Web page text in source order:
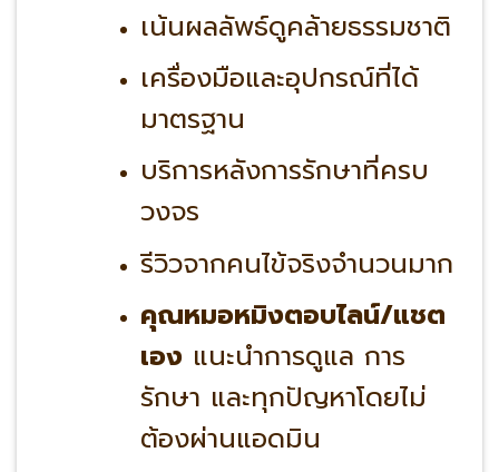
เน้นผลลัพธ์ดูคล้ายธรรมชาติ
เครื่องมือและอุปกรณ์ที่ได้
มาตรฐาน
บริการหลังการรักษาที่ครบ
วงจร
รีวิวจากคนไข้จริงจำนวนมาก
คุณหมอหมิงตอบไลน์/แชต
เอง แนะนำการดูแล การ
รักษา และทุกปัญหาโดยไม่
ต้องผ่านแอดมิน